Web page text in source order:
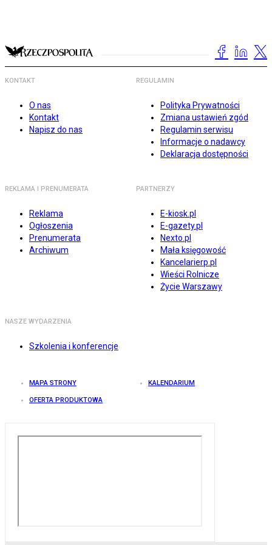
KONTAKT
O nas
Kontakt
Napisz do nas
REGULAMIN
Polityka Prywatności
Zmiana ustawień zgód
Regulamin serwisu
Informacje o nadawcy
Deklaracja dostępności
REKLAMA I PRENUMERATA
Reklama
Ogłoszenia
Prenumerata
Archiwum
PARTNERZY
E-kiosk.pl
E-gazety.pl
Nexto.pl
Mała księgowość
Kancelarierp.pl
Wieści Rolnicze
Życie Warszawy
NASZE WYDARZENIA
Szkolenia i konferencje
MAPA STRONY KALENDARIUM
OFERTA PRODUKTOWA